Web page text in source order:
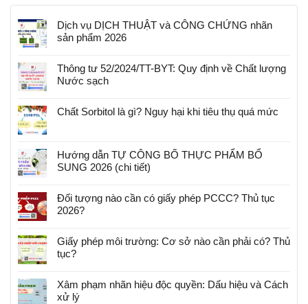
Dịch vụ DỊCH THUẬT và CÔNG CHỨNG nhãn
sản phẩm 2026
Thông tư 52/2024/TT-BYT: Quy định về Chất lượng
Nước sạch
Chất Sorbitol là gì? Nguy hại khi tiêu thụ quá mức
Hướng dẫn TỰ CÔNG BỐ THỰC PHẨM BỔ
SUNG 2026 (chi tiết)
Đối tượng nào cần có giấy phép PCCC? Thủ tục
2026?
Giấy phép môi trường: Cơ sở nào cần phải có? Thủ
tục?
Xâm phạm nhãn hiệu độc quyền: Dấu hiệu và Cách
xử lý